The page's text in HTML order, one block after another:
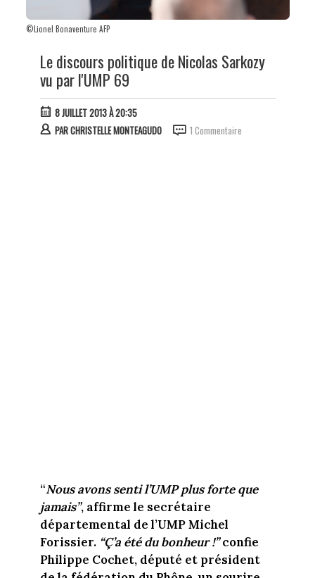
©Lionel Bonaventure AFP
Le discours politique de Nicolas Sarkozy
vu par l'UMP 69
8 JUILLET 2013 À 20:35
PARCHRISTELLE MONTEAGUDO 1 Commentaire
“Nous avons senti l’UMP plus forte que
jamais”, affirme le secrétaire
départemental de l’UMP Michel
Forissier. “Ç’a été du bonheur !”confie
Philippe Cochet, député et président